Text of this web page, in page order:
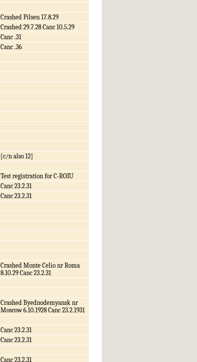
Crashed Pilsen 17.8.29
Crashed 29.7.28 Canc 10.5.29
Canc .31
Canc .36
[c/n also 12]
Test registration for C-ROIU
Canc 23.2.31
Canc 23.2.31
Crashed Monte Celio nr Roma
8.10.29 Canc 23.2.31
Crashed Byednodemyansk nr
Moscow 6.10.1928 Canc 23.2.1931
Canc 23.2.31
Canc 23.2.31
Canc 23.2.31